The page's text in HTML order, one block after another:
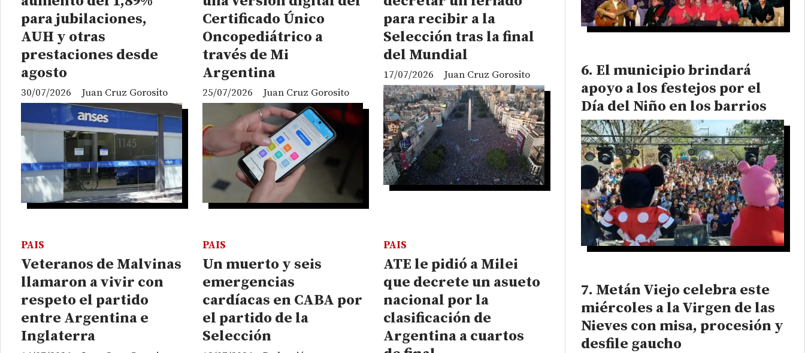
para jubilaciones,
AUH y otras
prestaciones desde
agosto
Juan Cruz Gorosito
30/07/2026
Certificado Único
Oncopediátrico a
través de Mi
Argentina
Juan Cruz Gorosito
25/07/2026
para recibir a la
Selección tras la final
del Mundial
Juan Cruz Gorosito
17/07/2026
Veteranos de Malvinas
llamaron a vivir con
respeto el partido
entre Argentina e
Inglaterra
PAIS
Un muerto y seis
emergencias
cardíacas en CABA por
el partido de la
Selección
PAIS
ATE le pidió a Milei
que decrete un asueto
nacional por la
clasificación de
Argentina a cuartos
PAIS
El municipio brindará
apoyo a los festejos por el
Día del Niño en los barrios
Metán Viejo celebra este
miércoles a la Virgen de las
Nieves con misa, procesión y
desfile gaucho